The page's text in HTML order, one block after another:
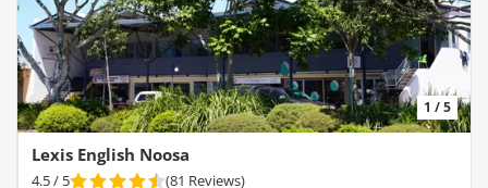
1 / 5
Lexis English Noosa
4.5/ 5 (81 Reviews)